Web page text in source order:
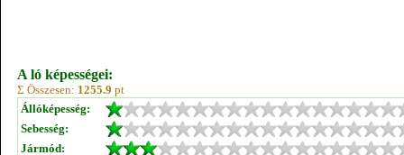
A ló képességei:
Σ Összesen: 1255.9 pt
Állóképesség:
Sebesség:
Jármód: